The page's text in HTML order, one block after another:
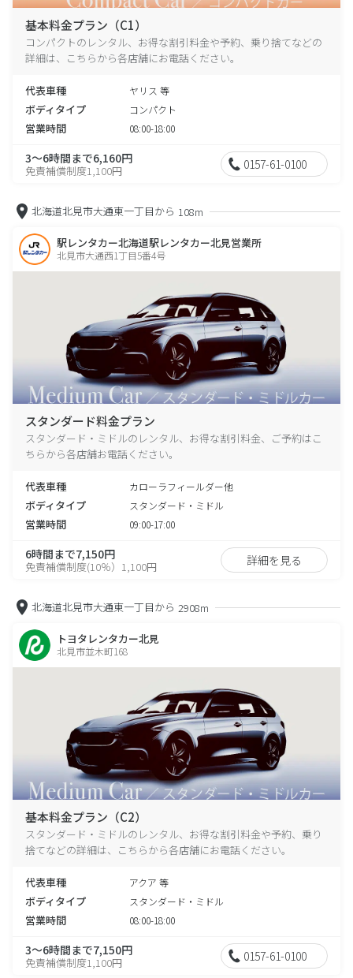
基本料金プラン（C1）
コンパクトのレンタル、お得な割引料金や予約、乗り捨てなどの
詳細は、こちらから各店舗にお電話ください。
代表車種 ヤリス 等
ボディタイプ コンパクト
営業時間 08:00-18:00
3～6時間まで6,160円
免責補償制度1,100円 0157-61-0100
北海道北見市大通東一丁目から 108m
駅レンタカー北海道駅レンタカー北見営業所
北見市大通西1丁目5番4号
スタンダード料金プラン
スタンダード・ミドルのレンタル、お得な割引料金、ご予約はこ
ちらから各店舗お電話ください。
代表車種 カローラフィールダー他
ボディタイプ スタンダード・ミドル
営業時間 09:00-17:00
6時間まで7,150円
免責補償制度(10％）1,100円 詳細を見る
北海道北見市大通東一丁目から 2908m
トヨタレンタカー北見
北見市並木町168
基本料金プラン（C2）
スタンダード・ミドルのレンタル、お得な割引料金や予約、乗り
捨てなどの詳細は、こちらから各店舗にお電話ください。
代表車種 アクア 等
ボディタイプ スタンダード・ミドル
営業時間 08:00-18:00
3～6時間まで7,150円
免責補償制度1,100円 0157-61-0100